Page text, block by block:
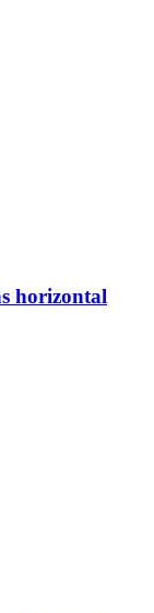
horizontal